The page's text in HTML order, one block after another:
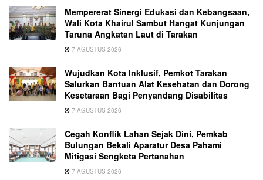
Mempererat Sinergi Edukasi dan Kebangsaan,
Wali Kota Khairul Sambut Hangat Kunjungan
Taruna Angkatan Laut di Tarakan
7 AGUSTUS 2026
Wujudkan Kota Inklusif, Pemkot Tarakan
Salurkan Bantuan Alat Kesehatan dan Dorong
Kesetaraan Bagi Penyandang Disabilitas
7 AGUSTUS 2026
Cegah Konflik Lahan Sejak Dini, Pemkab
Bulungan Bekali Aparatur Desa Pahami
Mitigasi Sengketa Pertanahan
7 AGUSTUS 2026